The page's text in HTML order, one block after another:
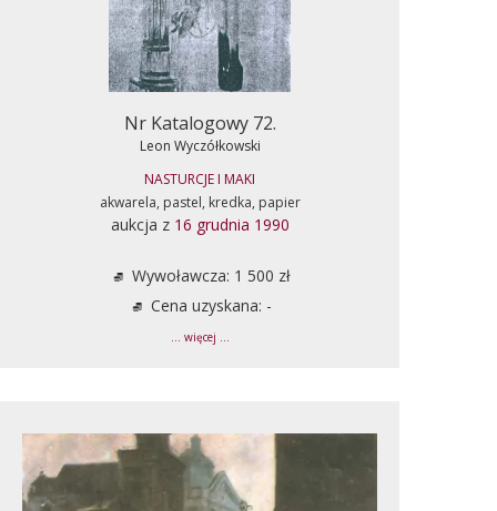
Nr Katalogowy 72.
Leon Wyczółkowski
NASTURCJE I MAKI
akwarela, pastel, kredka, papier
aukcja z 16 grudnia 1990
Wywoławcza: 1 500 zł
Cena uzyskana: -
... więcej ...